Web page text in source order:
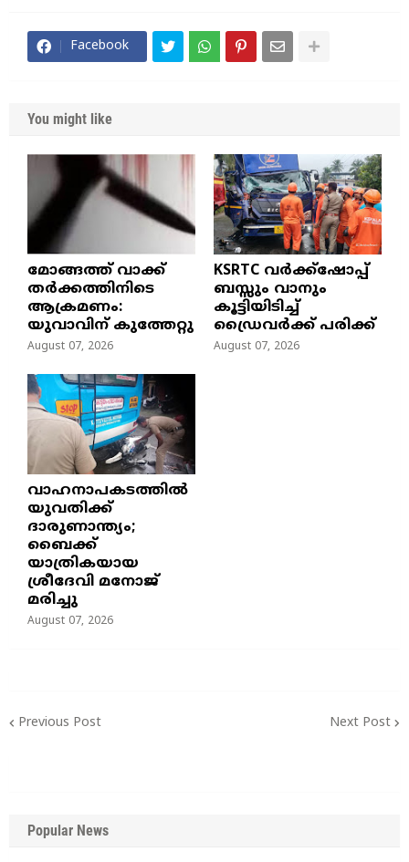
Facebook
You might like
മോങ്ങത്ത് വാക്ക്
തർക്കത്തിനിടെ
ആക്രമണം:
യുവാവിന് കുത്തേറ്റു
August 07, 2026
KSRTC വർക്ക്ഷോപ്പ്
ബസ്സും വാനും
കൂട്ടിയിടിച്ച്
ഡ്രൈവർക്ക് പരിക്ക്
August 07, 2026
വാഹനാപകടത്തിൽ
യുവതിക്ക്
ദാരുണാന്ത്യം;
ബൈക്ക്
യാത്രികയായ
ശ്രീദേവി മനോജ്
മരിച്ചു
August 07, 2026
Previous Post Next Post
Popular News